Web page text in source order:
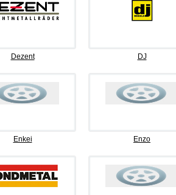
Dezent DJ
Enkei Enzo